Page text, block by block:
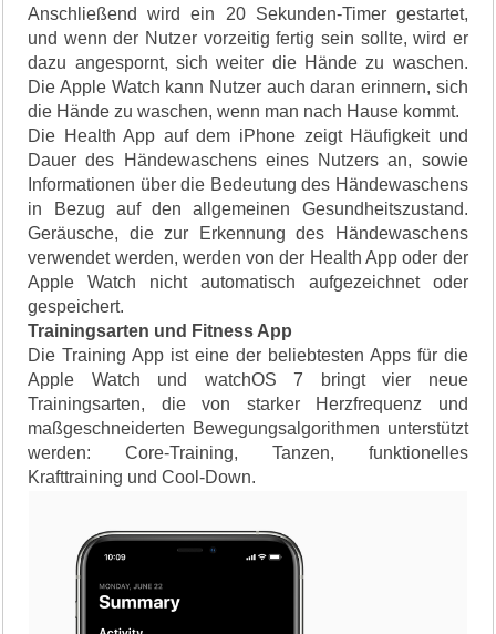
Anschließend wird ein 20 Sekunden-Timer gestartet,
und wenn der Nutzer vorzeitig fertig sein sollte, wird er
dazu angespornt, sich weiter die Hände zu waschen.
Die Apple Watch kann Nutzer auch daran erinnern, sich
die Hände zu waschen, wenn man nach Hause kommt.
Die Health App auf dem iPhone zeigt Häufigkeit und
Dauer des Händewaschens eines Nutzers an, sowie
Informationen über die Bedeutung des Händewaschens
in Bezug auf den allgemeinen Gesundheitszustand.
Geräusche, die zur Erkennung des Händewaschens
verwendet werden, werden von der Health App oder der
Apple Watch nicht automatisch aufgezeichnet oder
gespeichert.
Trainingsarten und Fitness App
Die Training App ist eine der beliebtesten Apps für die
Apple Watch und watchOS 7 bringt vier neue
Trainingsarten, die von starker Herzfrequenz und
maßgeschneiderten Bewegungsalgorithmen unterstützt
werden: Core-Training, Tanzen, funktionelles
Krafttraining und Cool-Down.